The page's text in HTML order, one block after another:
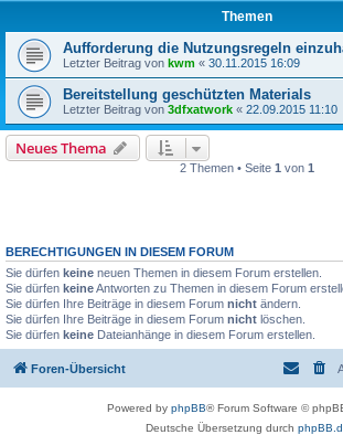
Themen
Aufforderung die Nutzungsregeln
Letzter Beitrag von kwm « 30.11.2015 16:09
Bereitstellung geschützten Materials
Letzter Beitrag von 3dfxatwork « 22.09.2015 11:10
Neues Thema
2 Themen • Seite 1 von 1
BERECHTIGUNGEN IN DIESEM FORUM
Sie dürfen keine neuen Themen in diesem Forum erstellen.
Sie dürfen keineAntworten zu Themen in diesem Forum
Sie dürfen Ihre Beiträge in diesem Forum nicht ändern.
Sie dürfen Ihre Beiträge in diesem Forum nicht löschen.
Sie dürfen keine Dateianhänge in diesem Forum erstellen.
Foren-Übersicht
Powered by phpBB® Forum Software ©
Deutsche Übersetzung durch